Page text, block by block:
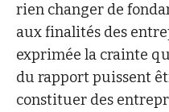
rien changer de
aux finalités des
exprimée la crainte
du rapport puissent
constituer des